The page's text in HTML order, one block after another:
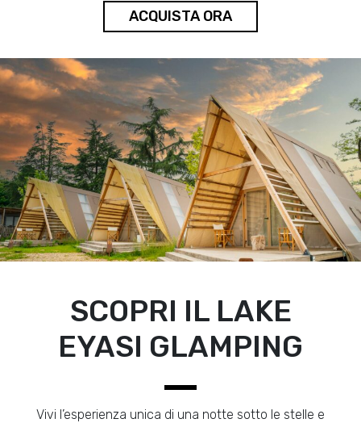
ACQUISTA ORA
SCOPRI IL LAKE
EYASI GLAMPING
Vivi l’esperienza unica di una notte sotto le stelle e